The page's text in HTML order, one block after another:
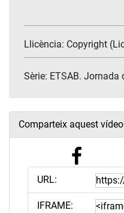
Llicència: Copyright
Sèrie: ETSAB. Jornada
Comparteix aquest vídeo
URL:
IFRAME: